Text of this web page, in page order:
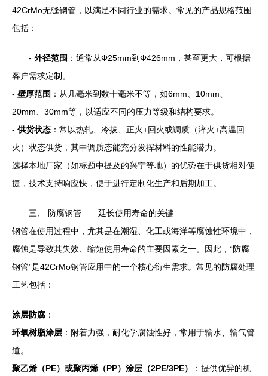
42CrMo无缝钢管，以满足不同行业的需求。常见的产品规格范围
包括：
- 外径范围 ：通常从Φ25mm到Φ426mm，甚至更大，可根据
客户需求定制。
- 壁厚范围 ：从几毫米到数十毫米不等，如6mm、10mm、
20mm、30mm等，以适应不同的压力等级和结构要求。
- 供货状态 ：常以热轧、冷拔、正火+回火或调质（淬火+高温回
火）状态供货，其中调质态能充分发挥材料的性能潜力。
选择本地厂家（如标题中提及的兴宁等地）的优势在于供货相对便
捷，技术支持响应快，便于进行定制化生产和后期加工。
三、 防腐钢管——延长使用寿命的关键
钢管在使用过程中，尤其是在潮湿、化工或海洋等腐蚀性环境中，
腐蚀是导致其失效、缩短使用寿命的主要因素之一。因此，“防腐
钢管”是42CrMo钢管应用中的一个核心衍生需求。常见的防腐处理
工艺包括：
涂层防腐 ：
环氧树脂涂层 ：附着力强，耐化学腐蚀性好，常用于输水、输气管
道。
聚乙烯（PE）或聚丙烯（PP）涂层（2PE/3PE）
：提供优异的机